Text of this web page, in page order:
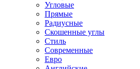
Угловые
Прямые
Радиусные
Скошенные углы
Стиль
Современные
Евро